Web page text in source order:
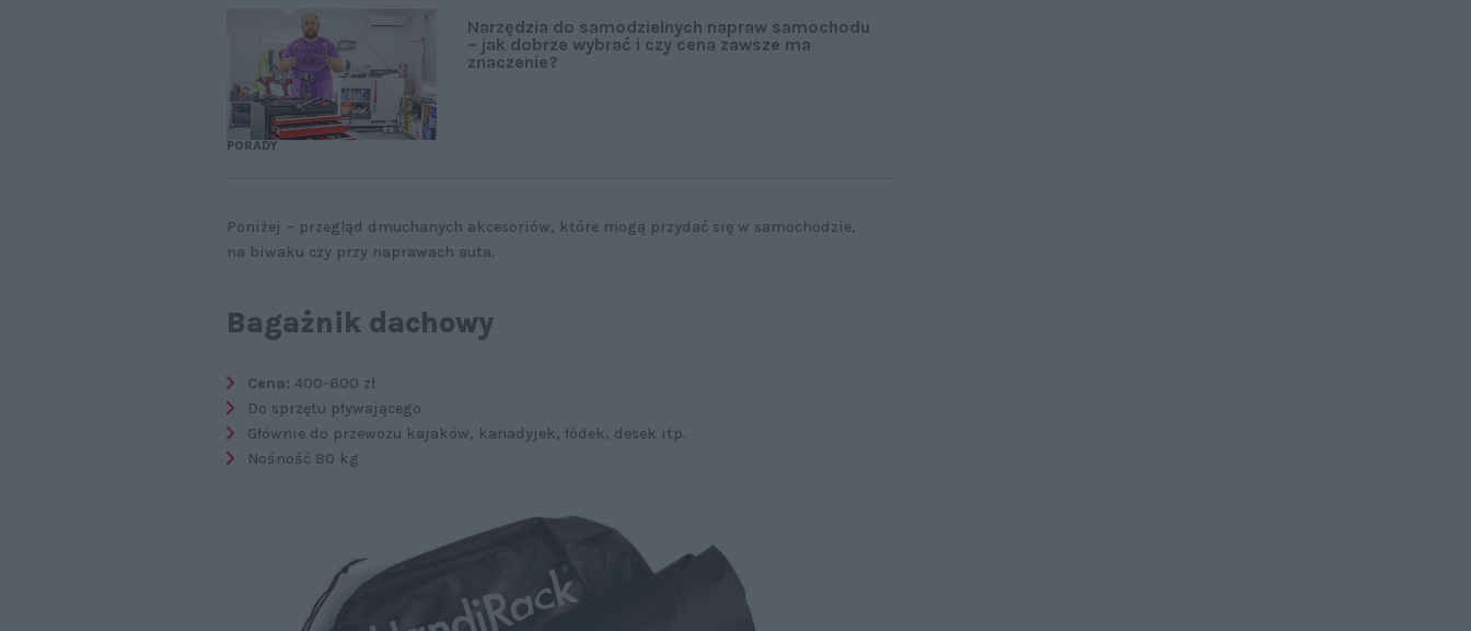
PORADY
Narzędzia do samodzielnych napraw samochodu
– jak dobrze wybrać i czy cena zawsze ma
znaczenie?
Poniżej – przegląd dmuchanych akcesoriów, które mogą przydać się w samochodzie,
na biwaku czy przy naprawach auta.
Bagażnik dachowy
Cena: 400-600 zł
Do sprzętu pływającego
Głównie do przewozu kajaków, kanadyjek, łódek, desek itp.
Nośność 80 kg